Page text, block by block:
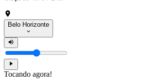
Belo Horizonte
Tocando agora!